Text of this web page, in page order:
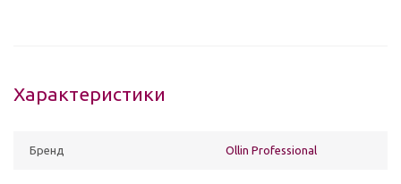
Характеристики
Бренд Ollin Professional